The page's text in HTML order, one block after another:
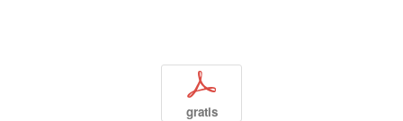
p
gratis